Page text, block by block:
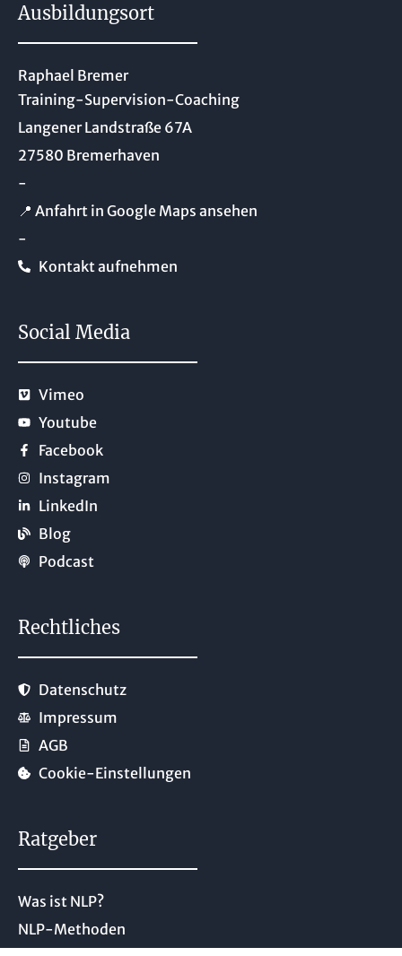
Ausbildungsort
Raphael Bremer
Training-Supervision-Coaching
Langener Landstraße 67A
27580 Bremerhaven
-
📍 Anfahrt in Google Maps ansehen
-
Kontakt aufnehmen
Social Media
Vimeo
Youtube
Facebook
Instagram
LinkedIn
Blog
Podcast
Rechtliches
Datenschutz
Impressum
AGB
Cookie-Einstellungen
Ratgeber
Was ist NLP?
NLP-Methoden